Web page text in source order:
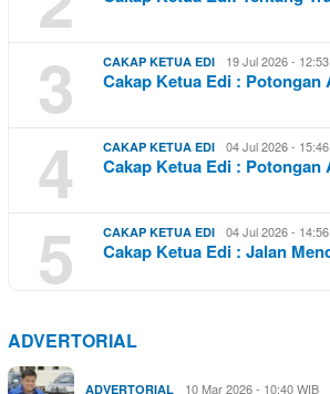
3 CAKAP KETUA EDI 19 Jul 2026 -
Cakap Ketua Edi :
4 CAKAP KETUA EDI 04 Jul 2026 -
Cakap Ketua Edi :
5 CAKAP KETUA EDI 04 Jul 2026 -
Cakap Ketua Edi : Jalan
ADVERTORIAL
ADVERTORIAL 10 Mar 2026 - 10:40 WIB